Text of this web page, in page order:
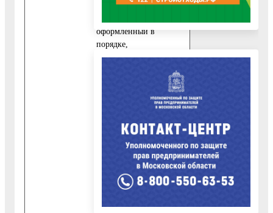
10.2.4.
оформленный в
порядке,
установленном
Административному
регламенту, проект
переустройства и (или)
перепланировки
переустраиваемого и
перепланируемого
жилого помещения.
получением